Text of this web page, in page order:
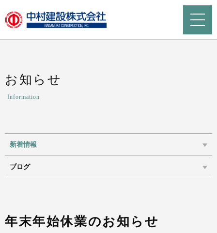
お知らせ
Information
新着情報
ブログ
年末年始休業のお知らせ